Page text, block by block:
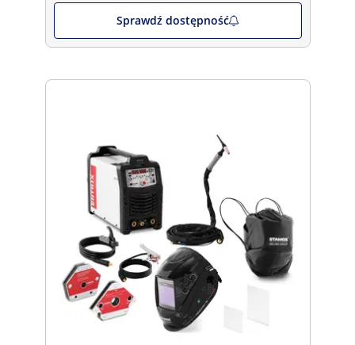
Sprawdź dostępność